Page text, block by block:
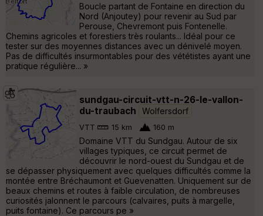
Boucle partant de Fontaine en direction du
Nord (Anjoutey) pour revenir au Sud par
Perouse, Chevremont puis Fontenelle.
Chemins agricoles et forestiers très roulants... Idéal pour ce
tester sur des moyennes distances avec un dénivelé moyen.
Pas de difficultés insurmontables pour des vététistes ayant une
pratique régulière... »
sundgau-circuit-vtt-n-26-le-vallon-
du-traubach
Wolfersdorf
VTT 15 km 160 m
Domaine VTT du Sundgau. Autour de six
villages typiques, ce circuit permet de
découvrir le nord-ouest du Sundgau et de
se dépasser physiquement avec quelques difficultés comme la
montée entre Bréchaumont et Guevenatten. Uniquement sur de
beaux chemins et routes à faible circulation, de nombreuses
curiosités jalonnent le parcours (calvaires, puits à margelle,
puits fontaine). Ce parcours pe »